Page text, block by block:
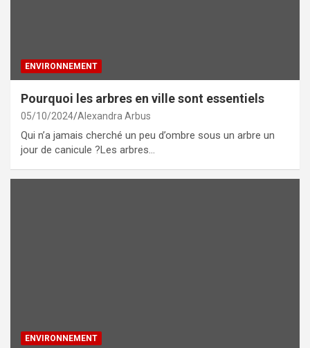
ENVIRONNEMENT
Pourquoi les arbres en ville sont essentiels
05/10/2024 Alexandra Arbus
Qui n’a jamais cherché un peu d’ombre sous un arbre un
jour de canicule ?Les arbres…
ENVIRONNEMENT